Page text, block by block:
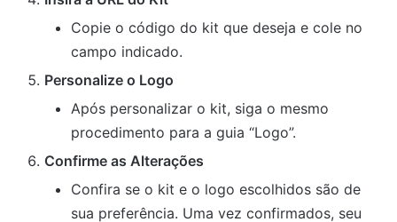
Copie o código do kit que deseja e cole no
campo indicado.
Personalize o Logo
Após personalizar o kit, siga o mesmo
procedimento para a guia “Logo”.
Confirme as Alterações
Confira se o kit e o logo escolhidos são de
sua preferência. Uma vez confirmados, seu